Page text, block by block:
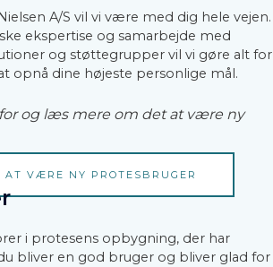
A/S vil vi være med dig hele vejen.
ekspertise og samarbejde med
og støttegrupper vil vi gøre alt for
opnå dine højeste personlige mål.
og læs mere om det at være ny
VÆRE NY PROTESBRUGER
i protesens opbygning, der har
bliver en god bruger og bliver glad for